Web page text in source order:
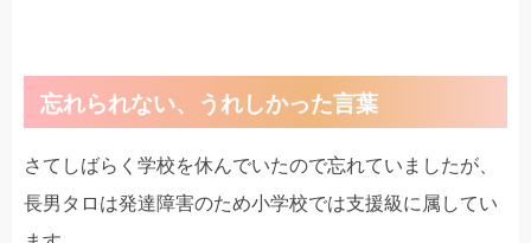
忘れられない、うれしかった言葉
さてしばらく学校を休んでいたので忘れていましたが、
長男タロは発達障害のため小学校では支援級に属してい